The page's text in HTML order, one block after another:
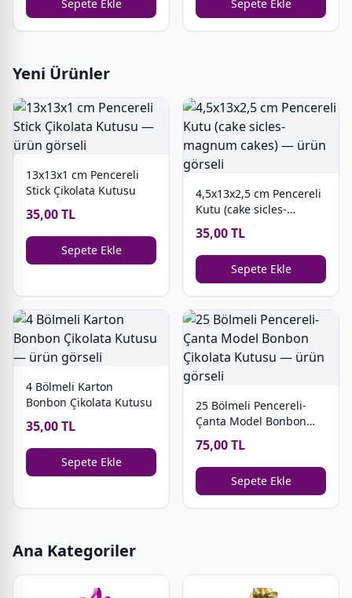
Sepete Ekle Sepete Ekle
Yeni Ürünler
13x13x1 cm Pencereli
Stick Çikolata Kutusu
35,00 TL
Sepete Ekle
4,5x13x2,5 cm Pencereli
Kutu (cake sicles-
35,00 TL
Sepete Ekle
4 Bölmeli Karton
Bonbon Çikolata Kutusu
35,00 TL
Sepete Ekle
25 Bölmeli Pencereli-
Çanta Model Bonbon
75,00 TL
Sepete Ekle
Ana Kategoriler